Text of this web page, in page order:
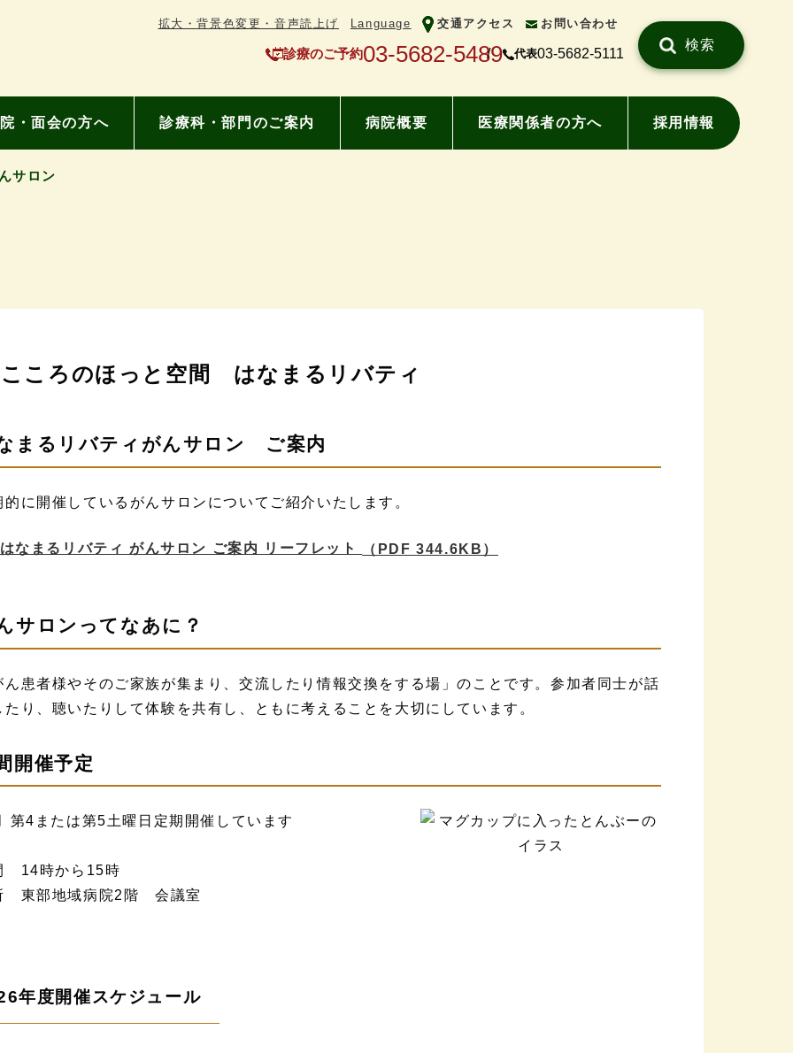
拡大・背景色変更・音声読上げ Language 交通アクセス お問い合わせ
診療のご予約03-5682-5489 代表03-5682-5111
検索
・面会の方へ 診療科・部門のご案内 病院概要 医療関係者の方へ 採用情報
サロン
こころのほっと空間 はなまるリバティ
まるリバティがんサロン ご案内
的に開催しているがんサロンについてご紹介いたします。
はなまるリバティ がんサロン ご案内 リーフレット （PDF 344.6KB）
サロンってなあに？
ん患者様やそのご家族が集まり、交流したり情報交換をする場」のことです。参加者同士が話
たり、聴いたりして体験を共有し、ともに考えることを大切にしています。
開催予定
第4または第5土曜日定期開催しています
14時から15時
東部地域病院2階 会議室
年度開催スケジュール